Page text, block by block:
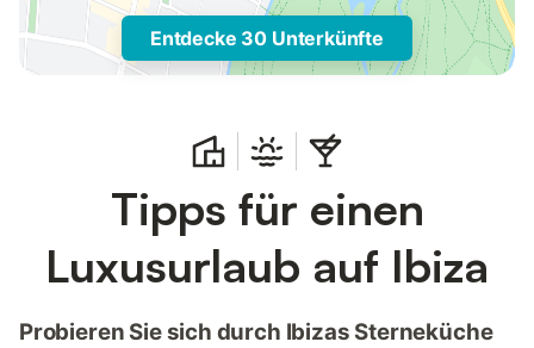
Entdecke 30 Unterkünfte
Tipps für einen
Luxusurlaub auf Ibiza
Probieren Sie sich durch Ibizas Sterneküche